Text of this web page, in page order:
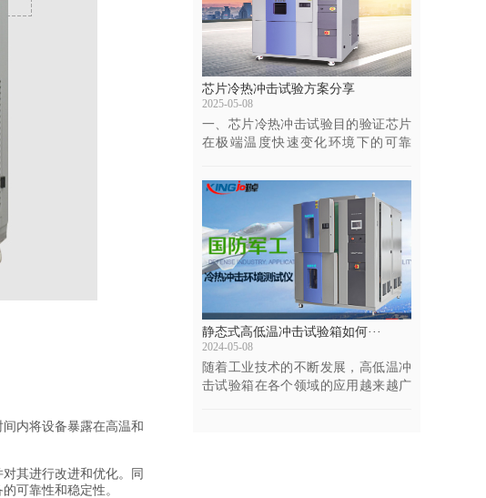
内将设备暴露在高温和
其进行改进和优化。同
可靠性和稳定性。
芯片冷热冲击试验方案分享
2025-05-08
一、芯片冷热冲击试验目的验证芯片
在极端温度快速变化环境下的可靠
静态式高低温冲击试验箱如何···
2024-05-08
随着工业技术的不断发展，高低温冲
击试验箱在各个领域的应用越来越广